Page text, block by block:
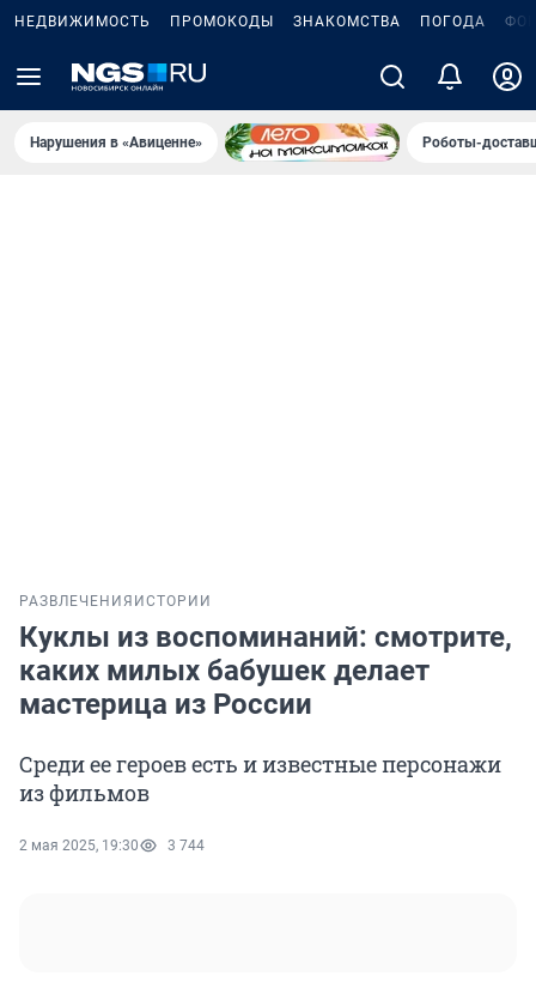
НЕДВИЖИМОСТЬ ПРОМОКОДЫ ЗНАКОМСТВА ПОГОДА
Нарушения в «Авиценне» Роботы-
РАЗВЛЕЧЕНИЯ ИСТОРИИ
Куклы из воспоминаний: смотрите,
каких милых бабушек делает
мастерица из России
Среди ее героев есть и известные персонажи
из фильмов
2 мая 2025, 19:30 3 744